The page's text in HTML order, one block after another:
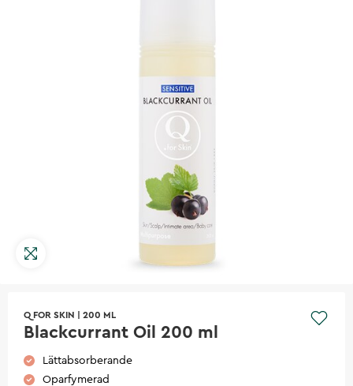
Q FOR SKIN 200 ML
Blackcurrant Oil 200 ml
Lättabsorberande
Oparfymerad